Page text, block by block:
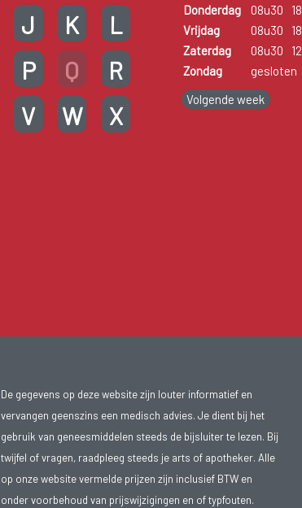
J K
L
P Q
R
V W
X
Donderdag
08u30
Vrijdag
08u30
Zaterdag
08u30
Zondag
gesloten
Volgende week
De gegevens op deze website zijn louter informatief en
vervangen geenszins een medisch advies. Je dient bij het
gebruik van geneesmiddelen steeds de bijsluiter te lezen. Bij
twijfel of vragen, raadpleeg steeds je arts of apotheker. Alle
op onze website vermelde prijzen zijn inclusief BTW en
onder voorbehoud van prijswijzigingen en of typfouten.